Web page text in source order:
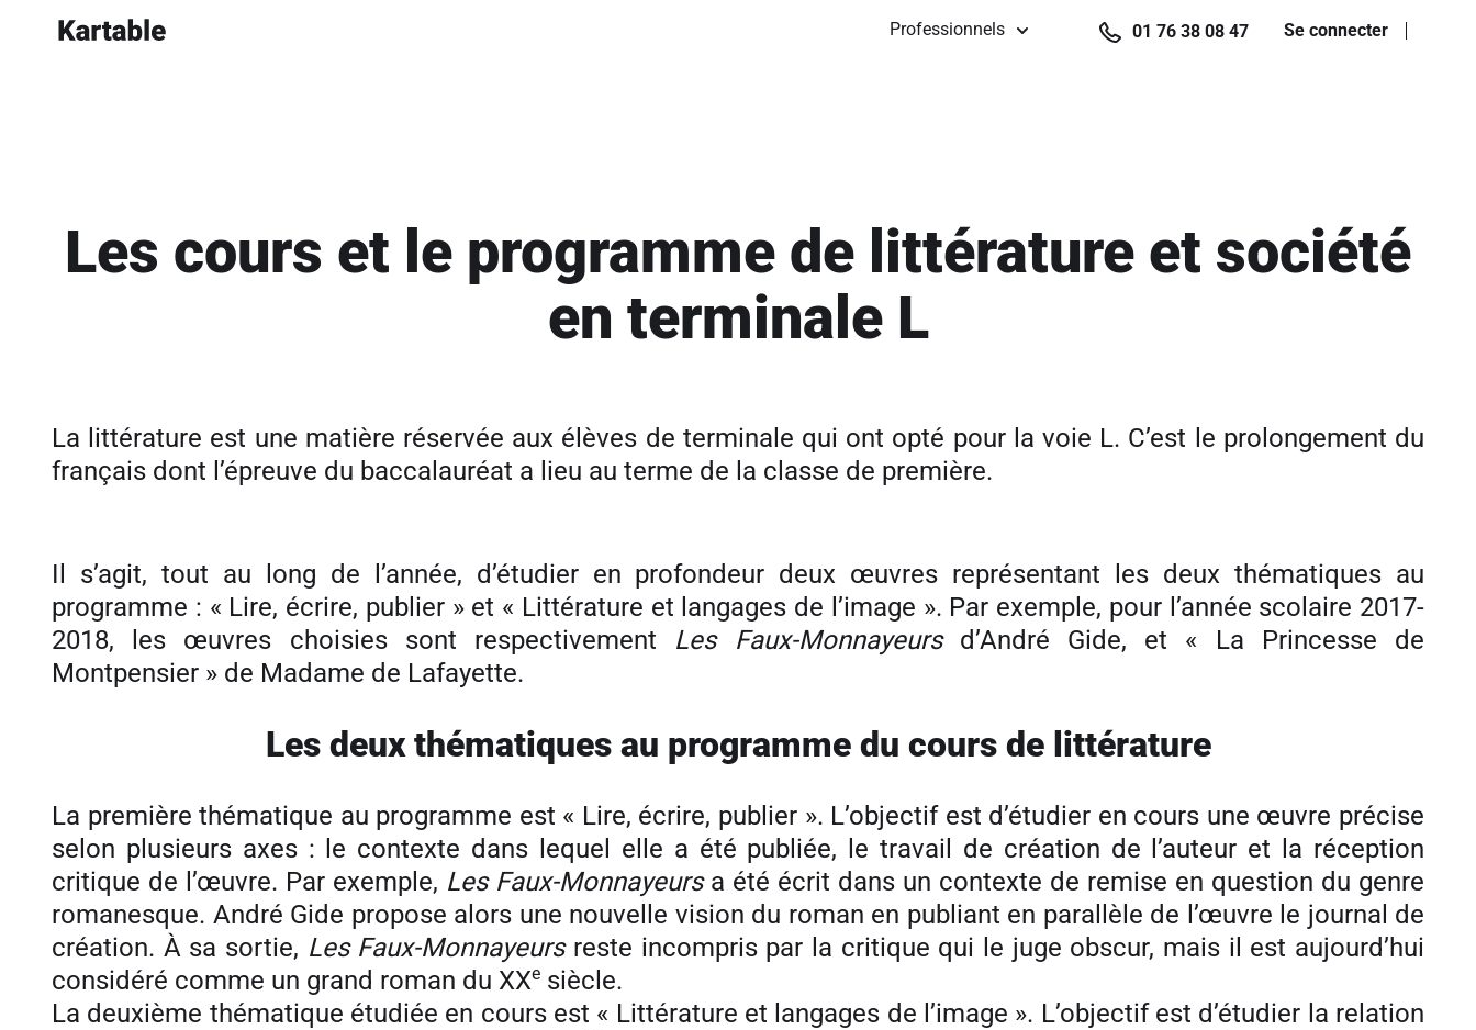
Professionnels 01 76 38 08 47 Se connecter
Les cours et le programme de littérature et société
en terminale L
La littérature est une matière réservée aux élèves de terminale qui ont opté pour la voie L. C’est le prolongement du
français dont l’épreuve du baccalauréat a lieu au terme de la classe de première.
Il s’agit, tout au long de l’année, d’étudier en profondeur deux œuvres représentant les deux thématiques au
programme : « Lire, écrire, publier » et « Littérature et langages de l’image ». Par exemple, pour l’année scolaire 2017-
2018, les œuvres choisies sont respectivement Les Faux-Monnayeursd’André Gide, et « La Princesse de
Montpensier » de Madame de Lafayette.
Les deux thématiques au programme du cours de littérature
La première thématique au programme est « Lire, écrire, publier ». L’objectif est d’étudier en cours une œuvre précise
selon plusieurs axes : le contexte dans lequel elle a été publiée, le travail de création de l’auteur et la réception
critique de l’œuvre. Par exemple, Les Faux-Monnayeursa été écrit dans un contexte de remise en question du genre
romanesque. André Gide propose alors une nouvelle vision du roman en publiant en parallèle de l’œuvre le journal de
création. À sa sortie, Les Faux-Monnayeursreste incompris par la critique qui le juge obscur, mais il est aujourd’hui
considéré comme un grand roman du XXe siècle.
La deuxième thématique étudiée en cours est « Littérature et langages de l’image ». L’objectif est d’étudier la relation